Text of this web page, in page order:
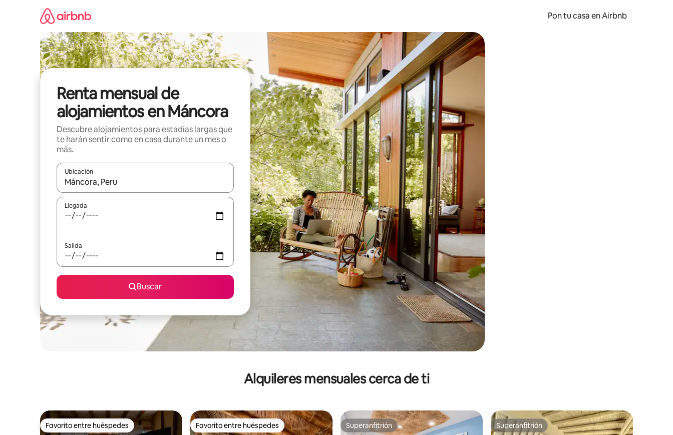
Pon tu casa en Airbnb
Renta mensual de
alojamientos en Máncora
Descubre alojamientos para estadías largas que
te harán sentir como en casa durante un mes o
más.
Ubicación
Cuando los resultados estén disponibles, navega con las teclas de flecha hacia arriba y hacia abajo o explora con el tacto o desliza el dedo.
Llegada
Salida
Buscar
Alquileres mensuales cerca de ti
Favorito entre huéspedes
Favorito entre huéspedes Favorito entre huéspedes
Favorito entre huéspedes Superanfitrión
Superanfitrión Superanfitrión
Superanfitrión